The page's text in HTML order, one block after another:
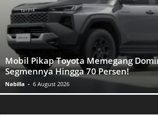
Mobil Pikap Toyota Memegang
Segmennya Hingga 70 Persen!
Nabilla - 6 August 2026